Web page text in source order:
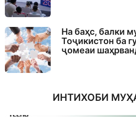
На баҳс, балки
Тоҷикистон ба
ҷомеаи
ИНТИХОБИ